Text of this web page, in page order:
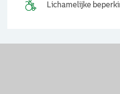
Lichamelijke